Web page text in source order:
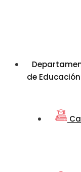
de Educación